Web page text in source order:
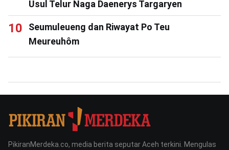
Usul Telur Naga Daenerys Targaryen
Seumuleueng dan Riwayat Po Teu
Meureuhôm
PikiranMerdeka.co, media berita seputar Aceh terkini. Mengulas